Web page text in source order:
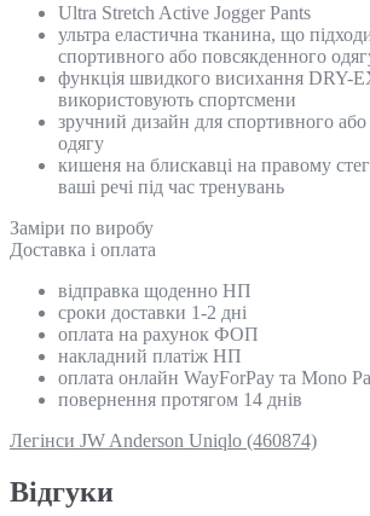
Ultra Stretch Active Jogger Pants
ультра еластична тканина, що
спортивного або повсякденного
функція швидкого висихання DRY-
використовують спортсмени
зручний дизайн для спортивного
одягу
кишеня на блискавці на правому
ваші речі під час тренувань
Замiри по виробу
Доставка і оплата
відправка щоденно НП
сроки доставки 1-2 дні
оплата на рахунок ФОП
накладний платіж НП
оплата онлайн WayForPay та Mono
повернення протягом 14 днів
Легінси JW Anderson Uniqlo (460874)
Відгуки